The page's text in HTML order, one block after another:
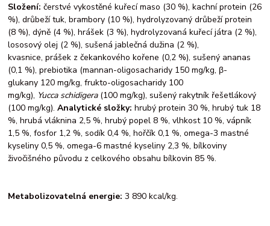
Složení:čerstvé vykostěné kuřecí maso (30 %), kachní protein (26
%), drůbeží tuk, brambory (10 %), hydrolyzovaný drůbeží protein
(8 %), dýně (4 %), hrášek (3 %), hydrolyzovaná kuřecí játra (2 %),
lososový olej (2 %), sušená jablečná dužina (2 %),
kvasnice, prášek z čekankového kořene (0,2 %), sušený ananas
(0,1 %), prebiotika (mannan-oligosacharidy 150 mg/kg, β-
glukany 120 mg/kg, frukto-oligosacharidy 100
mg/kg), Yucca schidigera(100 mg/kg), sušený rakytník řešetlákový
(100 mg/kg).Analytické složky: hrubý protein 30 %, hrubý tuk 18
%, hrubá vláknina 2,5 %, hrubý popel 8 %, vlhkost 10 %, vápník
1,5 %, fosfor 1,2 %, sodík 0,4 %, hořčík 0,1 %, omega-3 mastné
kyseliny 0,5 %, omega-6 mastné kyseliny 2,3 %, bílkoviny
živočišného původu z celkového obsahu bílkovin 85 %.
Metabolizovatelná energie:3 890 kcal/kg.